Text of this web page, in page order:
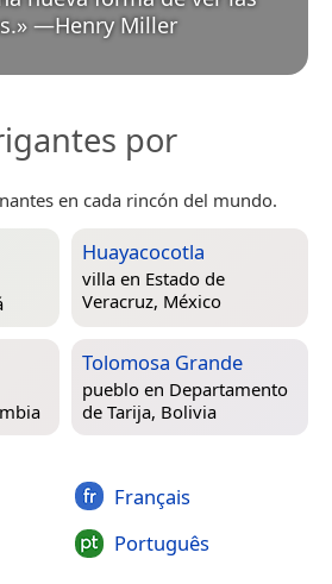
» —Henry Miller
por
en cada rincón del mundo.
Huayacocotla
villa en Estado de
Veracruz, México
Tolomosa Grande
pueblo en Departamento
de Tarija, Bolivia
Français
Português